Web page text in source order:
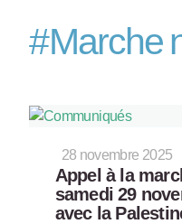
#Marche
28 novembre 2025
Appel à la
samedi 29
avec la